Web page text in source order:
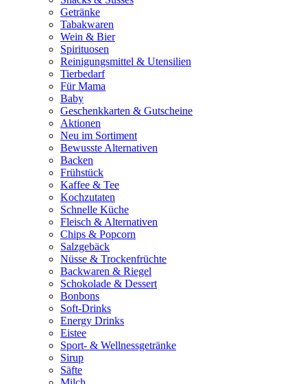
Getränke
Tabakwaren
Wein & Bier
Spirituosen
Reinigungsmittel & Utensilien
Tierbedarf
Für Mama
Baby
Geschenkkarten & Gutscheine
Aktionen
Neu im Sortiment
Bewusste Alternativen
Backen
Frühstück
Kaffee & Tee
Kochzutaten
Schnelle Küche
Fleisch & Alternativen
Chips & Popcorn
Salzgebäck
Nüsse & Trockenfrüchte
Backwaren & Riegel
Schokolade & Dessert
Bonbons
Soft-Drinks
Energy Drinks
Eistee
Sport- & Wellnessgetränke
Sirup
Säfte